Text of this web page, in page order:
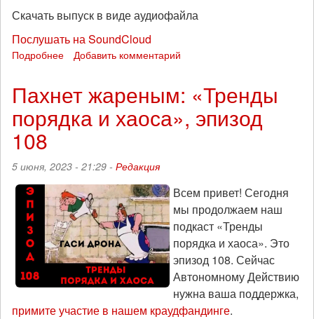
Скачать выпуск в виде аудиофайла
Послушать на SoundCloud
Подробнее
«Тренды
и
118
Добавить комментарий
Пахнет жареным: «Тренды
порядка и хаоса», эпизод
108
5 июня, 2023 - 21:29 - Редакция
Всем привет! Сегодня
мы продолжаем наш
подкаст «Тренды
порядка и хаоса». Это
эпизод 108. Сейчас
Автономному Действию
нужна ваша поддержка,
примите участие в нашем краудфандинге.